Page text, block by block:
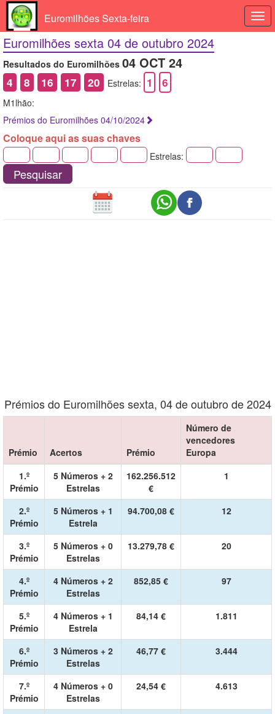
Euromilhões Sexta-feira
Euromilhões sexta 04 de outubro 2024
Resultados do Euromilhões 04 OCT 24
4 8 16 17 20 Estrelas: 1 6
M1lhão:
Prémios do Euromilhões 04/10/2024
Coloque aqui as suas chaves
Estrelas:
Pesquisar
Prémios do Euromilhões sexta, 04 de outubro de 2024
Prémio Acertos Prémio
Número de
vencedores
Europa
1.º
Prémio
5 Números + 2
Estrelas
162.256.512
€
1
2.º
Prémio
5 Números + 1
Estrela
94.700,08 € 12
3.º
Prémio
5 Números + 0
Estrelas
13.279,78 € 20
4.º
Prémio
4 Números + 2
Estrelas
852,85 € 97
5.º
Prémio
4 Números + 1
Estrela
84,14 € 1.811
6.º
Prémio
3 Números + 2
Estrelas
46,77 € 3.444
7.º
Prémio
4 Números + 0
Estrelas
24,54 € 4.613